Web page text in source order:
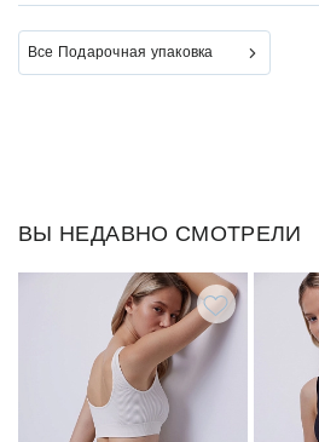
Все Подарочная упаковка
ВЫ НЕДАВНО СМОТРЕЛИ